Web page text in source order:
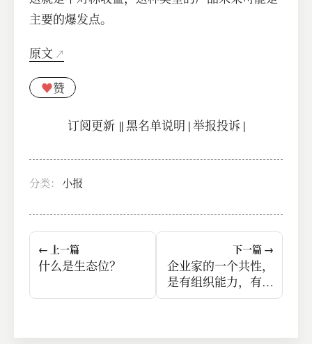
主要的爆发点。
原文
♥赞
订阅更新||黑名单说明 |举报投诉 |
分类： 小报
← 上一篇
什么是生态位？
下一篇 →
企业家的一个共性，
是有组织能力，有组
织条件的